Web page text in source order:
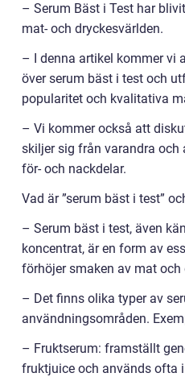
– Serum Bäst i Test har
mat- och dryckesvärlden.
– I denna artikel kommer vi
över serum bäst i test och
popularitet och kvalitativa
– Vi kommer också att
skiljer sig från varandra och
för- och nackdelar.
Vad är ”serum bäst i test”
– Serum bäst i test, även
koncentrat, är en form av
förhöjer smaken av mat och
– Det finns olika typer av
användningsområden.
– Fruktserum: framställt
fruktjuice och används ofta